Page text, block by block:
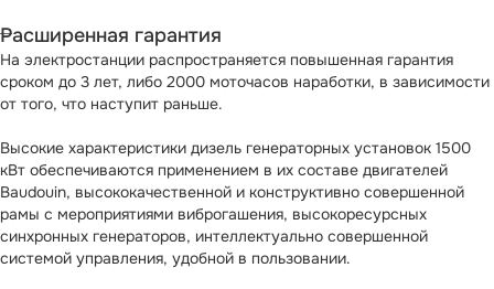
Расширенная гарантия
На электростанции распространяется повышенная гарантия
сроком до 3 лет, либо 2000 моточасов наработки, в зависимости
от того, что наступит раньше.
Высокие характеристики дизель генераторных установок 1500
кВт обеспечиваются применением в их составе двигателей
Baudouin, высококачественной и конструктивно совершенной
рамы с мероприятиями виброгашения, высокоресурсных
синхронных генераторов, интеллектуально совершенной
системой управления, удобной в пользовании.